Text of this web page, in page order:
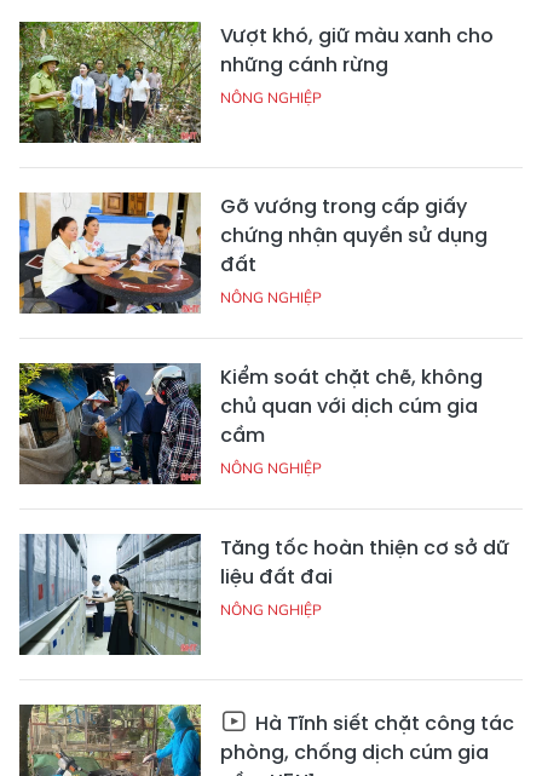
Vượt khó, giữ màu xanh cho
những cánh rừng
NÔNG NGHIỆP
Gỡ vướng trong cấp giấy
chứng nhận quyền sử dụng
đất
NÔNG NGHIỆP
Kiểm soát chặt chẽ, không
chủ quan với dịch cúm gia
cầm
NÔNG NGHIỆP
Tăng tốc hoàn thiện cơ sở dữ
liệu đất đai
NÔNG NGHIỆP
Hà Tĩnh siết chặt công tác
phòng, chống dịch cúm gia